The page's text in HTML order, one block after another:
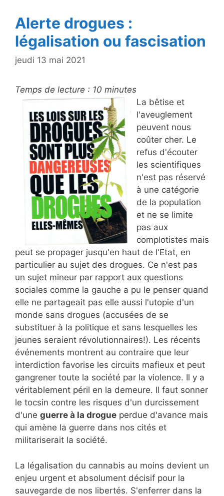
Alerte drogues :
légalisation ou fascisation
jeudi 13 mai 2021
Temps de lecture : 10 minutes
La bêtise et
l'aveuglement
peuvent nous
coûter cher. Le
refus d'écouter
les scientifiques
n'est pas réservé
à une catégorie
de la population
et ne se limite
pas aux
complotistes mais
peut se propager jusqu'en haut de l'Etat, en
particulier au sujet des drogues. Ce n'est pas
un sujet mineur par rapport aux questions
sociales comme la gauche a pu le penser quand
elle ne partageait pas elle aussi l'utopie d'un
monde sans drogues (accusées de se
substituer à la politique et sans lesquelles les
jeunes seraient révolutionnaires!). Les récents
événements montrent au contraire que leur
interdiction favorise les circuits mafieux et peut
gangrener toute la société par la violence. Il y a
véritablement péril en la demeure. Il faut sonner
le tocsin contre les risques d'un durcissement
d'une guerre à la drogue perdue d'avance mais
qui amène la guerre dans nos cités et
militariserait la société.
La légalisation du cannabis au moins devient un
enjeu urgent et absolument décisif pour la
sauvegarde de nos libertés. S'enferrer dans la